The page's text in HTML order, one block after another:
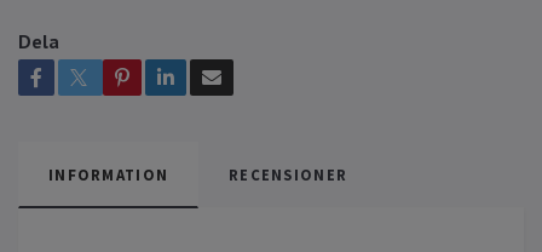
Dela
INFORMATION RECENSIONER